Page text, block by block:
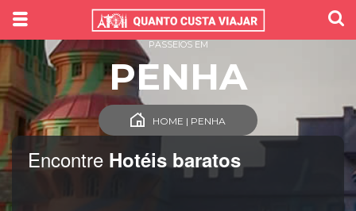
Encontre Hotéis baratos
PASSEIOS EM
PENHA
HOME | PENHA